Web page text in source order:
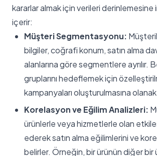
kararlar almak için verileri derinlemesine
içerir:
Müşteri Segmentasyonu:
bilgiler, coğrafi konum, satın alma
alanlarına göre segmentlere ayrılır.
gruplarını hedeflemek için
kampanyaları oluşturulmasına olanak
Korelasyon ve Eğilim Analizleri:
ürünlerle veya hizmetlerle olan
ederek satın alma eğilimlerini ve
belirler. Örneğin, bir ürünün diğer bir